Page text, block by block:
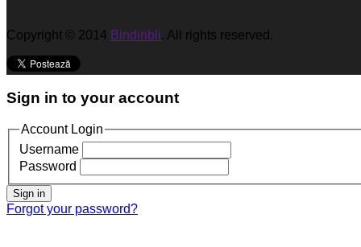
Copyright © 2014 Bindiribli. All rights reserved.
Sign in to your account
Account Login
Username
Password
Sign in
Forgot your password?